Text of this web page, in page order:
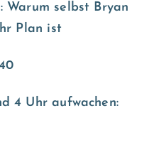
Warum selbst Bryan
Plan ist
4 Uhr aufwachen: